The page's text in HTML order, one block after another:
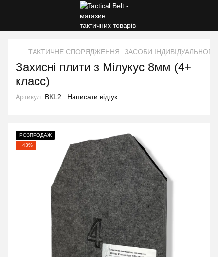
ТАКТИЧНЕ СПОРЯДЖЕННЯ ЗАСОБИ
Захисні плити з Мілукус 8мм (4+
класс)
Артикул: BKL2 Написати відгук
РОЗПРОДАЖ
−43%